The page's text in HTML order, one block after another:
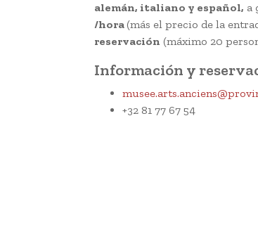
alemán, italiano y español, a
/hora (más el precio de la
reservación (máximo 20
Información y
+32 81 77 67 54